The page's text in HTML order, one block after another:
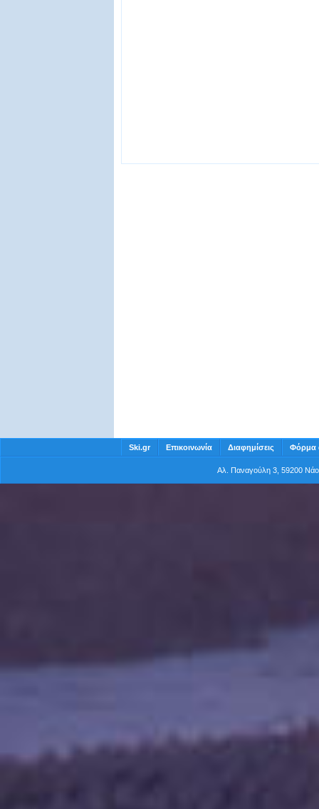
Ski.gr Επικοινωνία Διαφημίσεις Φόρμα
Αλ. Παναγούλη 3, 59200